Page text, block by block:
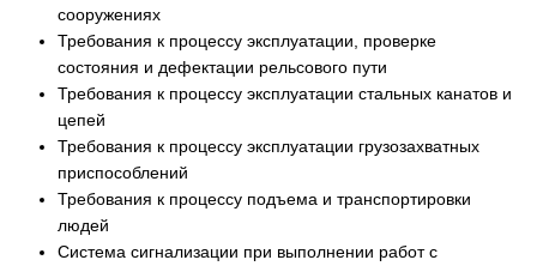
сооружениях
Требования к процессу эксплуатации, проверке
состояния и дефектации рельсового пути
Требования к процессу эксплуатации стальных канатов и
цепей
Требования к процессу эксплуатации грузозахватных
приспособлений
Требования к процессу подъема и транспортировки
людей
Система сигнализации при выполнении работ с